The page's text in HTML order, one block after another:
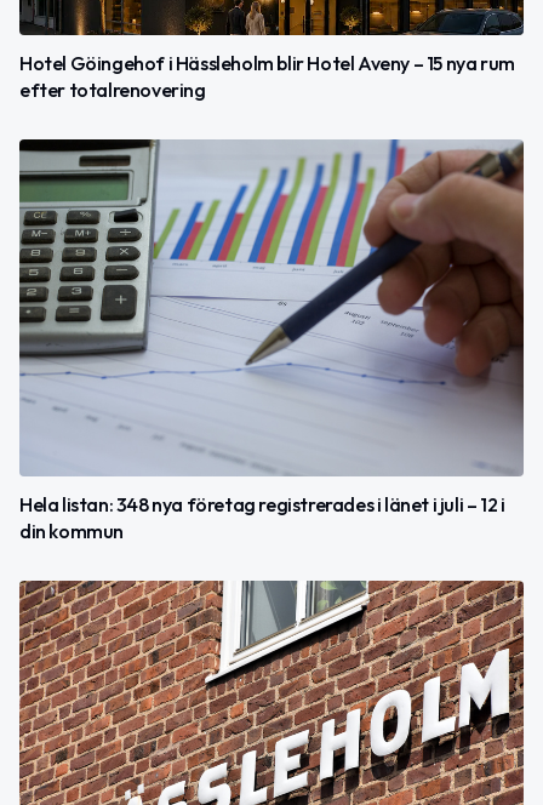
Hotel Göingehof i Hässleholm blir Hotel Aveny – 15 nya rum
efter totalrenovering
Hela listan: 348 nya företag registrerades i länet i juli – 12 i
din kommun